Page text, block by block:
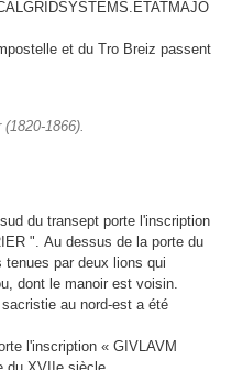
et du Tro Breiz passent
1866).
du transept porte l'inscription
". Au dessus de la porte du
par deux lions qui
dont le manoir est voisin.
au nord-est a été
l'inscription « GIVLAVM